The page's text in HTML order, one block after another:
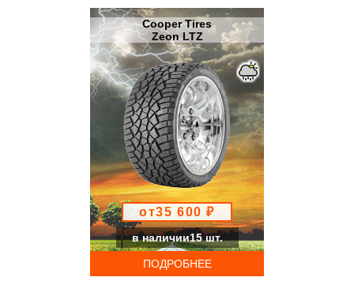
Cooper Tires
Zeon LTZ
от35 600 ₽
в наличии15 шт.
ПОДРОБНЕЕ